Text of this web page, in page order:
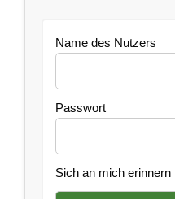
Name des Nutzers
Passwort
Sich an mich erinnern